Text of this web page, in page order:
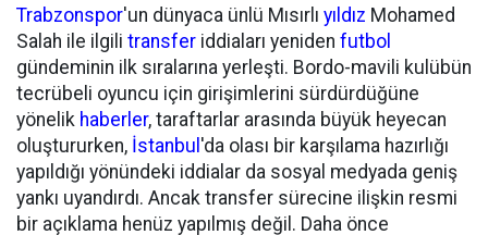
Trabzonspor'un dünyaca ünlü Mısırlı yıldız Mohamed
Salah ile ilgili transfer iddiaları yeniden futbol
gündeminin ilk sıralarına yerleşti. Bordo-mavili kulübün
tecrübeli oyuncu için girişimlerini sürdürdüğüne
yönelik haberler, taraftarlar arasında büyük heyecan
oluştururken, İstanbul 'da olası bir karşılama hazırlığı
yapıldığı yönündeki iddialar da sosyal medyada geniş
yankı uyandırdı. Ancak transfer sürecine ilişkin resmi
bir açıklama henüz yapılmış değil. Daha önce